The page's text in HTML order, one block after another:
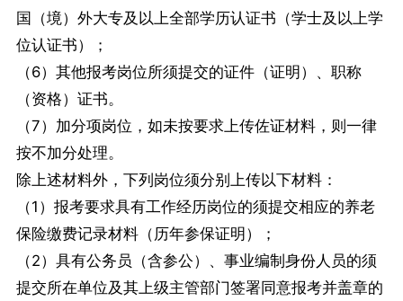
国（境）外大专及以上全部学历认证书（学士及以上学
位认证书）；
（6）其他报考岗位所须提交的证件（证明）、职称
（资格）证书。
（7）加分项岗位，如未按要求上传佐证材料，则一律
按不加分处理。
除上述材料外，下列岗位须分别上传以下材料：
（1）报考要求具有工作经历岗位的须提交相应的养老
保险缴费记录材料（历年参保证明）；
（2）具有公务员（含参公）、事业编制身份人员的须
提交所在单位及其上级主管部门签署同意报考并盖章的